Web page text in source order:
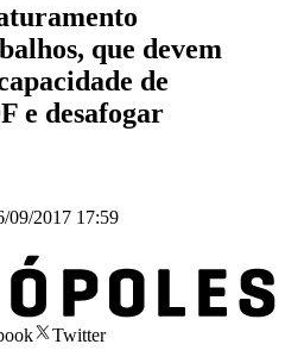
que devem
de
e desafogar
09/2017 17:59
Twitter